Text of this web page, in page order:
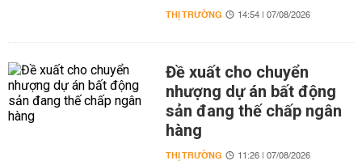
THỊ TRƯỜNG 14:54 | 07/08/2026
Đề xuất cho chuyển
nhượng dự án bất động
sản đang thế chấp ngân
hàng
THỊ TRƯỜNG 11:26 | 07/08/2026